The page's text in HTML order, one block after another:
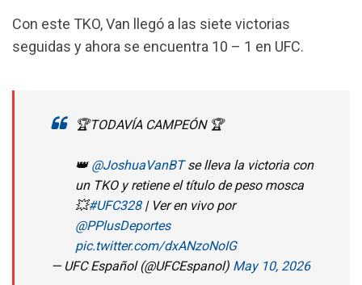
Con este TKO, Van llegó a las siete victorias
seguidas y ahora se encuentra 10 – 1 en UFC.
🏆TODAVÍA CAMPEÓN 🏆
👑 @JoshuaVanBTse lleva la victoria con
un TKO y retiene el título de peso mosca
💥#UFC328| Ver en vivo por
@PPlusDeportes
pic.twitter.com/dxANzoNoIG
— UFC Español (@UFCEspanol) May 10, 2026